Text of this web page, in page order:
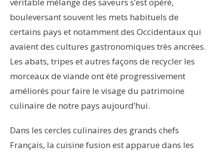
bouleversant souvent les mets habituels de
certains pays et notamment des Occidentaux qui
avaient des cultures gastronomiques très ancrées.
Les abats, tripes et autres façons de recycler les
morceaux de viande ont été progressivement
améliorés pour faire le visage du patrimoine
culinaire de notre pays aujourd’hui.
Dans les cercles culinaires des grands chefs
Français, la cuisine fusion est apparue dans les